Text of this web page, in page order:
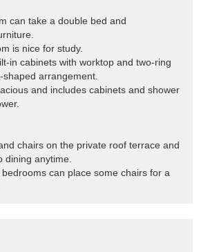
can take a double bed and
is nice for study.
in cabinets with worktop and two-ring
shaped arrangement.
and includes cabinets and shower
chairs on the private roof terrace and
dining anytime.
can place some chairs for a